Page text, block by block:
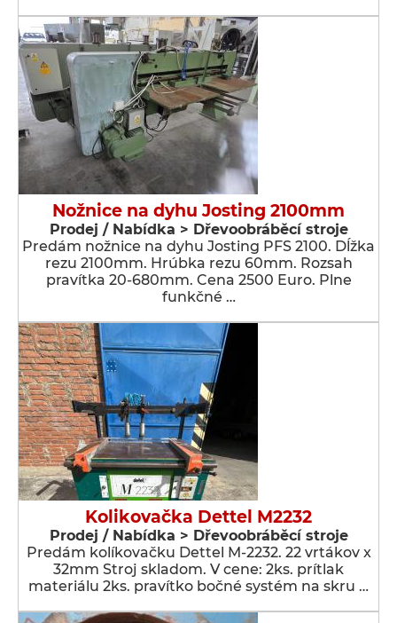
Nožnice na dyhu Josting 2100mm
Prodej / Nabídka > Dřevoobráběcí stroje
Predám nožnice na dyhu Josting PFS 2100. Dĺžka
rezu 2100mm. Hrúbka rezu 60mm. Rozsah
pravítka 20-680mm. Cena 2500 Euro. Plne
funkčné …
Kolikovačka Dettel M2232
Prodej / Nabídka > Dřevoobráběcí stroje
Predám kolíkovačku Dettel M-2232. 22 vrtákov x
32mm Stroj skladom. V cene: 2ks. prítlak
materiálu 2ks. pravítko bočné systém na skru …